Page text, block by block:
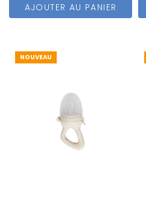
AJOUTER AU PANIER
NOUVEAU